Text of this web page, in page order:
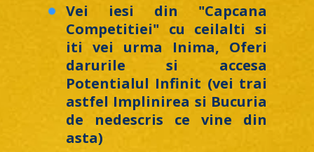
Vei iesi din "Capcana
Competitiei" cu ceilalti si
iti vei urma Inima, Oferi
darurile si accesa
Potentialul Infinit (vei trai
astfel Implinirea si Bucuria
de nedescris ce vine din
asta)